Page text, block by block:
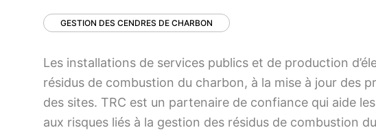
GESTION DES CENDRES DE CHARBON
Les installations de services publics et de production
résidus de combustion du charbon, à la mise à jour des
des sites. TRC est un partenaire de confiance qui aide
aux risques liés à la gestion des résidus de combustion